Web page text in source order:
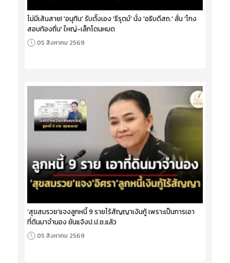
ไม่มีเส้นสาย! 'อนุทิน' รับตั้งเอง 'ธีรุตม์' นั่ง 'อธิบดีสถ.' ลั่น 'โกง
สอบท้องถิ่น' ใหญ่-เล็กโดนหมด
05 สิงหาคม 2569
‘สุขสมรวย’แจงลูกหนี้ 9 รายไร้สัญญาเงินกู้ เพราะเป็นการเอา
ที่ดินมาจำนอง ยันแจ้งป.ป.ช.แล้ว
05 สิงหาคม 2569